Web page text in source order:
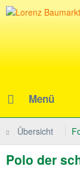
Menü
Übersicht
Polo der